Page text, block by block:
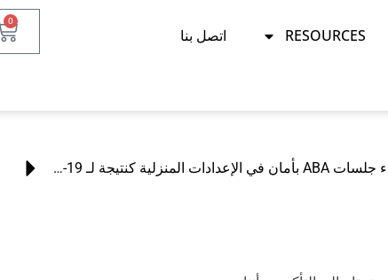
RESOURCES اتصل بنا
0
إجراء جلسات ABA بأمان في الإعدادات المنزلية كنتيجة لـ COVID-19: الجزء الأول – التحضير والمناقشات